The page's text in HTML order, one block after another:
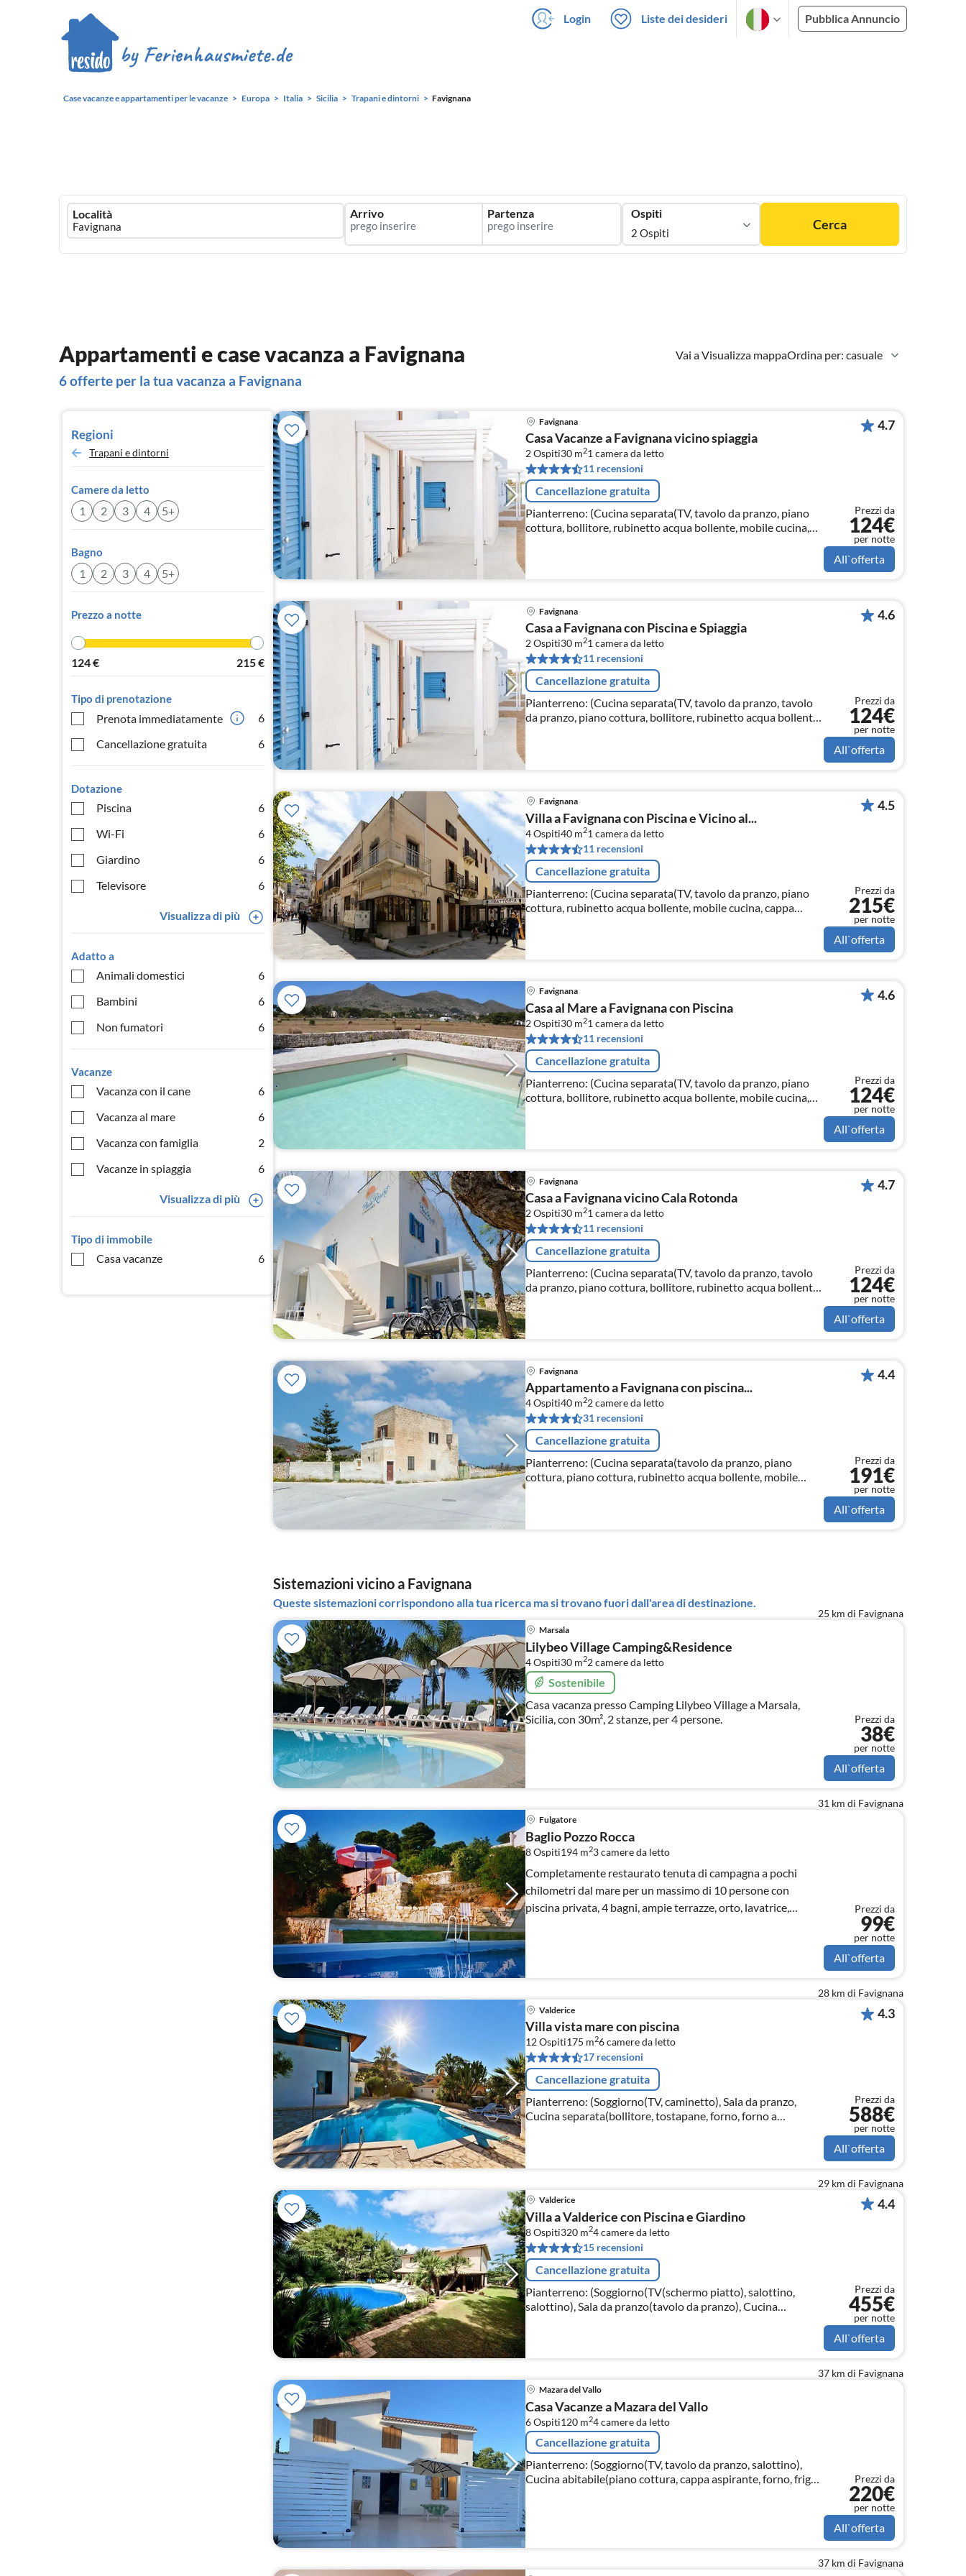
Login Liste dei desideri Pubblica Annuncio
Case vacanze e appartamenti per le vacanze Europa Italia Sicilia Trapani e dintorni Favignana
Ferienhausmiete
logo
Località Arrivo Partenza Ospiti
2 Ospiti
Cerca
Vai a Visualizza mappaOrdina per: casuale
Appartamenti e case vacanza a Favignana
6 offerte per la tua vacanza a Favignana
Regioni
Trapani e dintorni
Camere da letto
1 2 3 4 5+
Bagno
1 2 3 4 5+
Prezzo a notte
124€ 215€
Tipo di prenotazione
Prenota immediatamente
6
Cancellazione gratuita
6
Dotazione
Piscina
6
Wi-Fi
6
Giardino
6
Televisore
6
Visualizza di più
Adatto a
Animali domestici
6
Bambini
6
Non fumatori
6
Vacanze
Vacanza con il cane
6
Vacanza al mare
6
Vacanza con famiglia
2
Vacanze in spiaggia
6
Visualizza di più
Tipo di immobile
Casa vacanze 6
Favignana
Casa Vacanze a Favignana vicino spiaggia
2 Ospiti30 m21 camera da letto
11 recensioni
Cancellazione gratuita
Pianterreno: (Cucina separata(TV, tavolo da pranzo, piano
cottura, bollitore, rubinetto acqua bollente, mobile cucina,
4.7
Prezzi da
124€
per notte
All`offerta
Favignana
Casa a Favignana con Piscina e Spiaggia
2 Ospiti30 m21 camera da letto
11 recensioni
Cancellazione gratuita
Pianterreno: (Cucina separata(TV, tavolo da pranzo, tavolo
da pranzo, piano cottura, bollitore, rubinetto acqua bollente,
4.6
Prezzi da
124€
per notte
All`offerta
Favignana
Villa a Favignana con Piscina e Vicino al...
4 Ospiti40 m21 camera da letto
11 recensioni
Cancellazione gratuita
Pianterreno: (Cucina separata(TV, tavolo da pranzo, piano
cottura, rubinetto acqua bollente, mobile cucina, cappa
aspirante, caffettiera, forno, frigorifero)
4.5
Prezzi da
215€
per notte
All`offerta
Favignana
Casa al Mare a Favignana con Piscina
2 Ospiti30 m21 camera da letto
11 recensioni
Cancellazione gratuita
Pianterreno: (Cucina separata(TV, tavolo da pranzo, piano
cottura, bollitore, rubinetto acqua bollente, mobile cucina,
cappa aspirante, caffettiera per espresso, frigorifero)
4.6
Prezzi da
124€
per notte
All`offerta
Favignana
Casa a Favignana vicino Cala Rotonda
2 Ospiti30 m21 camera da letto
11 recensioni
Cancellazione gratuita
Pianterreno: (Cucina separata(TV, tavolo da pranzo, tavolo
da pranzo, piano cottura, bollitore, rubinetto acqua bollente,
mobile cucina, cappa aspirante, caffettiera, caffettiera p...
4.7
Prezzi da
124€
per notte
All`offerta
Favignana
Appartamento a Favignana con piscina...
4 Ospiti40 m22camere da letto
31 recensioni
Cancellazione gratuita
Pianterreno: (Cucina separata(tavolo da pranzo, piano
cottura, piano cottura, rubinetto acqua bollente, mobile
cucina, cappa aspirante, caffettiera, forno, frigorifero)
4.4
Prezzi da
191€
per notte
All`offerta
Sistemazioni vicino a Favignana
Queste sistemazioni corrispondono alla tua ricerca ma si trovano fuori dall'area di destinazione.
25 km di Favignana
Marsala
Lilybeo Village Camping&Residence
4 Ospiti30 m22camere da letto
Sostenibile
Casa vacanza presso Camping Lilybeo Village a Marsala,
Sicilia, con 30m², 2 stanze, per 4 persone.
Prezzi da
38€
per notte
All`offerta
31 km di Favignana
Fulgatore
Baglio Pozzo Rocca
8 Ospiti194 m23camere da letto
Completamente restaurato tenuta di campagna a pochi
chilometri dal mare per un massimo di 10 persone con
piscina privata, 4 bagni, ampie terrazze, orto, lavatrice,
lavastoviglie
Prezzi da
99€
per notte
All`offerta
28 km di Favignana
Valderice
Villa vista mare con piscina
12 Ospiti175 m26camere da letto
17 recensioni
Cancellazione gratuita
Pianterreno: (Soggiorno(TV, caminetto), Sala da pranzo,
Cucina separata(bollitore, tostapane, forno, forno a
microonde, lavastoviglie), Camera da letto(letto
matrimoniale)
4.3
Prezzi da
588€
per notte
All`offerta
29 km di Favignana
Valderice
Villa a Valderice con Piscina e Giardino
8 Ospiti320 m24camere da letto
15 recensioni
Cancellazione gratuita
Pianterreno: (Soggiorno(TV(schermo piatto), salottino,
salottino), Sala da pranzo(tavolo da pranzo), Cucina
4.4
Prezzi da
455€
per notte
All`offerta
37 km di Favignana
Mazara del Vallo
Casa Vacanze a Mazara del Vallo
6 Ospiti120 m24camere da letto
Cancellazione gratuita
Pianterreno: (Soggiorno(TV, tavolo da pranzo, salottino),
Cucina abitabile(piano cottura, cappa aspirante, forno, frigo
Prezzi da
220€
per notte
All`offerta
37 km di Favignana